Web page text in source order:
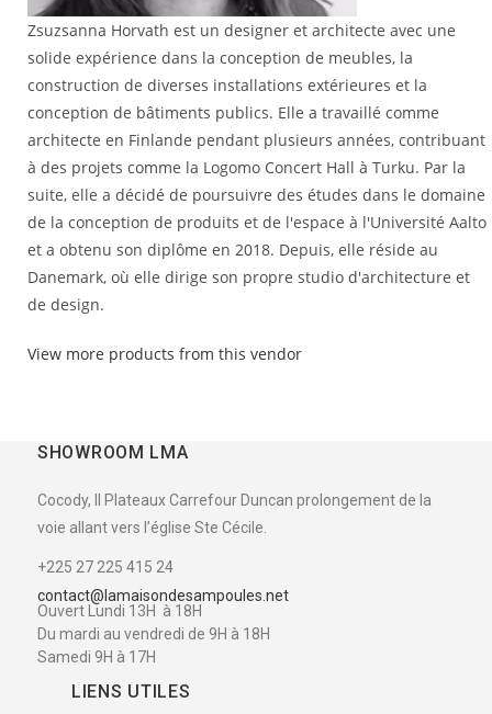
Zsuzsanna Horvath est un designer et architecte avec une
solide expérience dans la conception de meubles, la
construction de diverses installations extérieures et la
conception de bâtiments publics. Elle a travaillé comme
architecte en Finlande pendant plusieurs années, contribuant
à des projets comme la Logomo Concert Hall à Turku. Par la
suite, elle a décidé de poursuivre des études dans le domaine
de la conception de produits et de l'espace à l'Université Aalto
et a obtenu son diplôme en 2018. Depuis, elle réside au
Danemark, où elle dirige son propre studio d'architecture et
de design.
View more products from this vendor
SHOWROOM LMA
Cocody, II Plateaux Carrefour Duncan prolongement de la
voie allant vers l’église Ste Cécile.
+225 27 225 415 24
contact@lamaisondesampoules.net
Ouvert Lundi 13H à 18H
Du mardi au vendredi de 9H à 18H
Samedi 9H à 17H
LIENS UTILES